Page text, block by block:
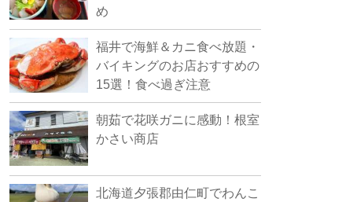
め
福井で海鮮＆カニ食べ放題・
バイキングのお店おすすめの
15選！食べ過ぎ注意
朝茹で花咲ガニに感動！根室
かさい商店
北海道夕張郡由仁町でわんこ